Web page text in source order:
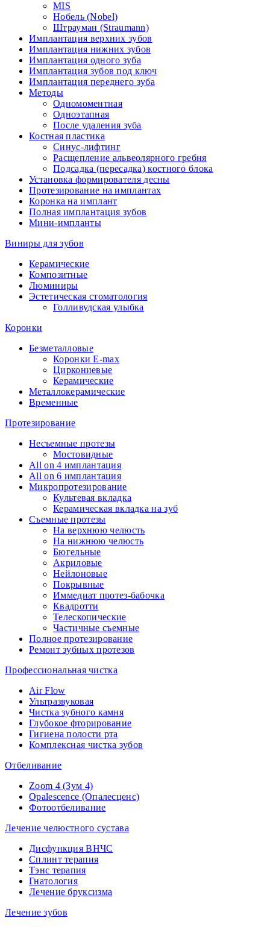
MIS
Нобель (Nobel)
Штрауман (Straumann)
Имплантация верхних зубов
Имплантация нижних зубов
Имплантация одного зуба
Имплантация зубов под ключ
Имплантация переднего зуба
Методы
Одномоментная
Одноэтапная
После удаления зуба
Костная пластика
Синус-лифтинг
Расщепление альвеолярного гребня
Подсадка (пересадка) костного блока
Установка формирователя десны
Протезирование на имплантах
Коронка на имплант
Полная имплантация зубов
Мини-импланты
Виниры для зубов
Керамические
Композитные
Люминиры
Эстетическая стоматология
Голливудская улыбка
Коронки
Безметалловые
Коронки E-max
Циркониевые
Керамические
Металлокерамические
Временные
Протезирование
Несъемные протезы
Мостовидные
All on 4 имплантация
All on 6 имплантация
Микропротезирование
Культевая вкладка
Керамическая вкладка на зуб
Съемные протезы
На верхнюю челюсть
На нижнюю челюсть
Бюгельные
Акриловые
Нейлоновые
Покрывные
Иммедиат протез-бабочка
Квадротти
Телескопические
Частичные съемные
Полное протезирование
Ремонт зубных протезов
Профессиональная чистка
Air Flow
Ультразвуковая
Чистка зубного камня
Глубокое фторирование
Гигиена полости рта
Комплексная чистка зубов
Отбеливание
Zoom 4 (Зум 4)
Opalescence (Опалесценс)
Фотоотбеливание
Лечение челюстного сустава
Дисфункция ВНЧС
Сплинт терапия
Тэнс терапия
Гнатология
Лечение бруксизма
Лечение зубов